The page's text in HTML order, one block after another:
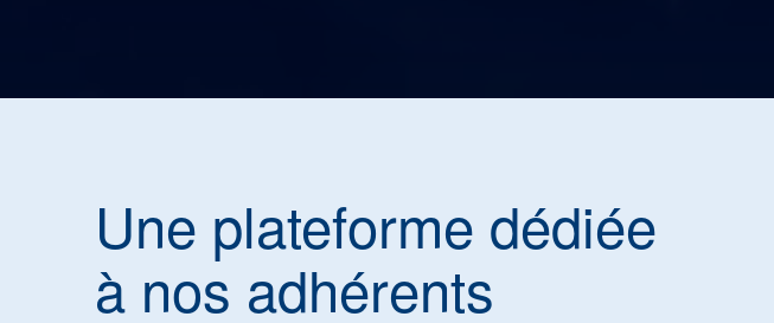
Une plateforme dédiée
à nos adhérents